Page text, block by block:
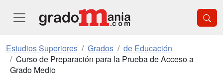
Estudios Superiores Grados
de Educación
Curso de Preparación para la Prueba de Acceso a
Grado Medio